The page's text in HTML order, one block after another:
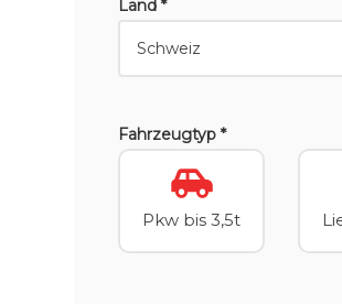
Land *
Fahrzeugtyp *
Pkw bis 3,5t